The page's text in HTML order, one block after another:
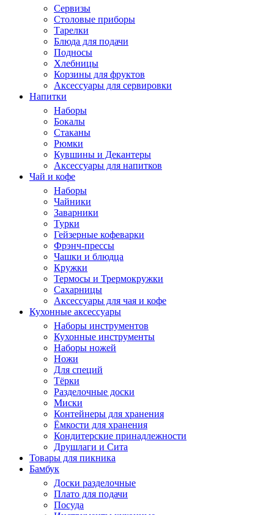
Сервизы
Столовые приборы
Тарелки
Блюда для подачи
Подносы
Хлебницы
Корзины для фруктов
Аксессуары для сервировки
Напитки
Наборы
Бокалы
Стаканы
Рюмки
Кувшины и Декантеры
Аксессуары для напитков
Чай и кофе
Наборы
Чайники
Заварники
Турки
Гейзерные кофеварки
Фрэнч-прессы
Чашки и блюдца
Кружки
Термосы и Трермокружки
Сахарницы
Аксессуары для чая и кофе
Кухонные аксессуары
Наборы инструментов
Кухонные инструменты
Наборы ножей
Ножи
Для специй
Тёрки
Разделочные доски
Миски
Контейнеры для хранения
Ёмкости для хранения
Кондитерские принадлежности
Друшлаги и Сита
Товары для пикника
Бамбук
Доски разделочные
Плато для подачи
Посуда